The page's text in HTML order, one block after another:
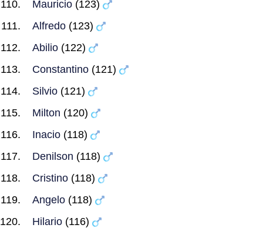
Mauricio (123)
Alfredo (123)
Abilio (122)
Constantino (121)
Silvio (121)
Milton (120)
Inacio (118)
Denilson (118)
Cristino (118)
Angelo (118)
Hilario (116)